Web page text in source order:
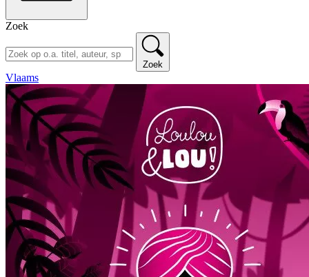
Zoek
Zoek
Vlaams